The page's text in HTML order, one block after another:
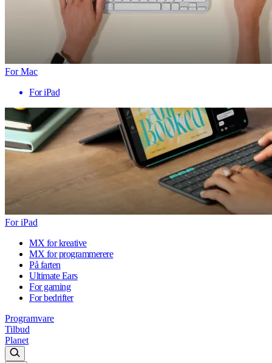
For Mac
For iPad
For iPad
MX for kreative
MX for programmerere
På farten
Ultimate Ears
For gaming
For bedrifter
Programvare
Tilbud
Planet